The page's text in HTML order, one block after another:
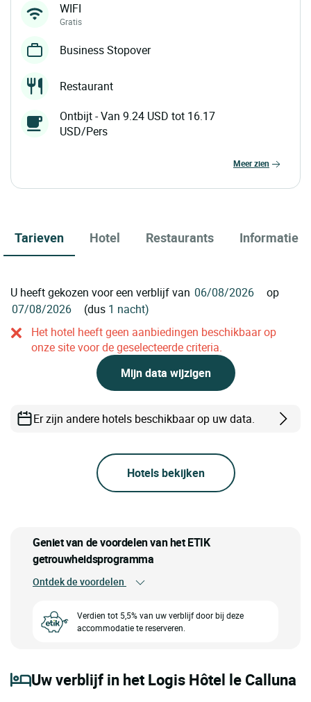
WIFI
Gratis
Business Stopover
Restaurant
Ontbijt - Van 9.24 USD tot 16.17
USD/Pers
meer zien
Tarieven Hotel Restaurants Informatie
U heeft gekozen voor een verblijf van
op
(dus 1 nacht)
Het hotel heeft geen aanbiedingen beschikbaar op
onze site voor de geselecteerde criteria.
Mijn data wijzigen
Er zijn andere hotels beschikbaar op uw data.
Hotels bekijken
Geniet van de voordelen van het ETIK
getrouwheidsprogramma
Ontdek de voordelen
Verdien tot 5,5% van uw verblijf door bij deze
accommodatie te reserveren.
Uw verblijf in het Logis Hôtel le Calluna